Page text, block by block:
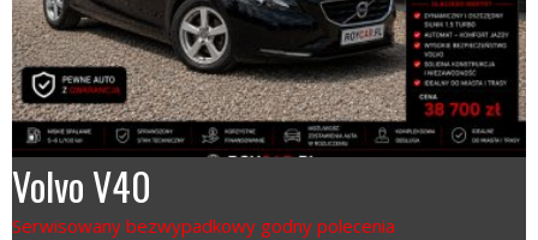
Volvo V40
Serwisowany bezwypadkowy godny polecenia